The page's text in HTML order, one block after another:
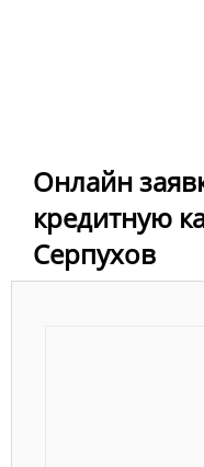
Онлайн
кредитную
Серпухов